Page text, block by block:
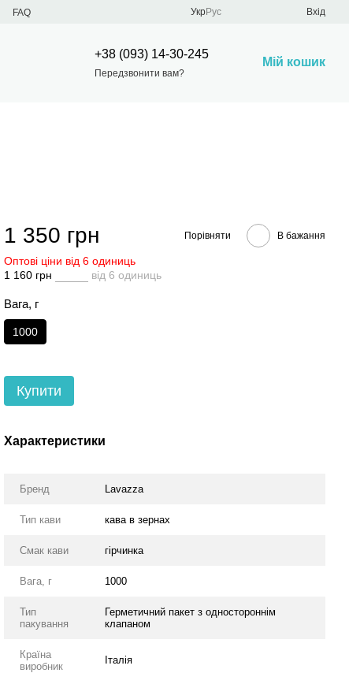
FAQ
УкрРус Вхід
+38 (093) 14-30-245
Передзвонити вам?
Мій кошик
1 350 грн Порівняти В бажання
Оптові ціни від 6 одиниць
1 160 грн
від 6 одиниць
Вага, г
1000
Купити
Характеристики
Бренд Lavazza
Тип кави кава в зернах
Смак кави гірчинка
Вага, г 1000
Тип
пакування
Герметичний пакет з одностороннім
клапаном
Країна
виробник
Італія